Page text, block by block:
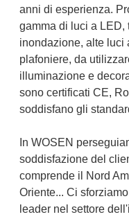
anni di esperienza.
gamma di luci a LED,
inondazione, alte luci
plafoniere, da
illuminazione e
sono certificati CE,
soddisfano gli
In WOSEN
soddisfazione del
comprende il Nord
Oriente... Ci
leader nel settore